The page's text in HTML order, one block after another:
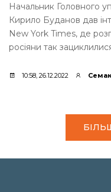
Начальник Головного
Кирило Буданов дав
New York Times, де
росіяни так
10:58, 26.12.2022